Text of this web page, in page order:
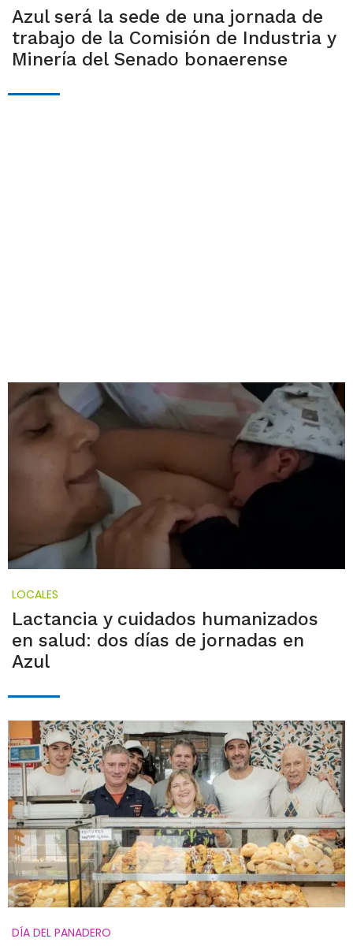
Azul será la sede de una jornada de
trabajo de la Comisión de Industria y
Minería del Senado bonaerense
LOCALES
Lactancia y cuidados humanizados
en salud: dos días de jornadas en
Azul
DÍA DEL PANADERO